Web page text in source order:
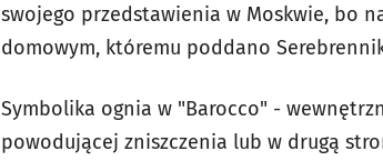
swojego przedstawienia w Moskwie, bo
domowym, któremu poddano
Symbolika ognia w "Barocco" -
powodującej zniszczenia lub w drugą